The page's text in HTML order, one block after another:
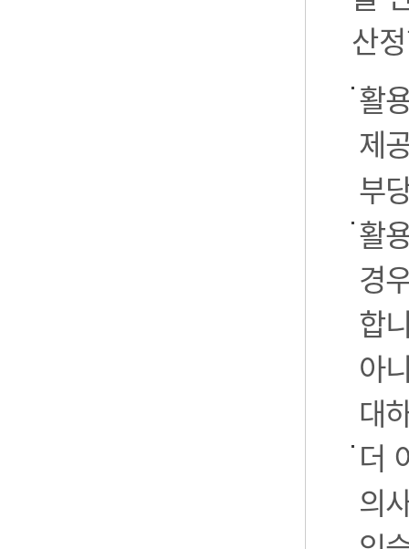
산
활
제
부
활
경
합
아
대
더
의